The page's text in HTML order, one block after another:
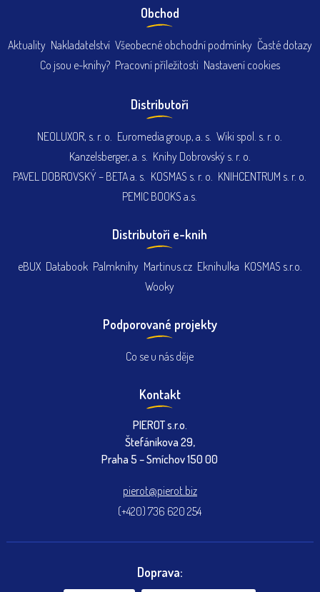
Obchod
Aktuality Nakladatelství Všeobecné obchodní podmínky Časté dotazy
Co jsou e-knihy? Pracovní příležitosti Nastavení cookies
Distributoři
NEOLUXOR, s. r. o. Euromedia group, a. s. Wiki spol. s. r. o.
Kanzelsberger, a. s. Knihy Dobrovský s. r. o.
PAVEL DOBROVSKÝ – BETA a. s. KOSMAS s. r. o. KNIHCENTRUM s. r. o.
PEMIC BOOKS a.s.
Distributoři e-knih
eBUX Databook Palmknihy Martinus.cz Eknihulka KOSMAS s.r.o.
Wooky
Podporované projekty
Co se u nás děje
Kontakt
PIEROT s.r.o.
Štefánikova 29,
Praha 5 – Smíchov 150 00
pierot@pierot.biz
(+420) 736 620 254
Doprava: